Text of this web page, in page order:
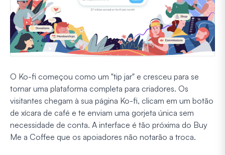
O Ko-fi começou como um "tip jar" e cresceu para se
tornar uma plataforma completa para criadores. Os
visitantes chegam à sua página Ko-fi, clicam em um botão
de xícara de café e te enviam uma gorjeta única sem
necessidade de conta. A interface é tão próxima do Buy
Me a Coffee que os apoiadores não notarão a troca.